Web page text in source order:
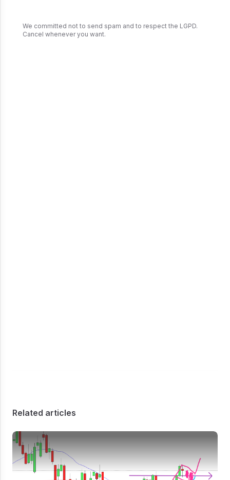
We committed not to send spam and to respect the LGPD.
Cancel whenever you want.
Related articles